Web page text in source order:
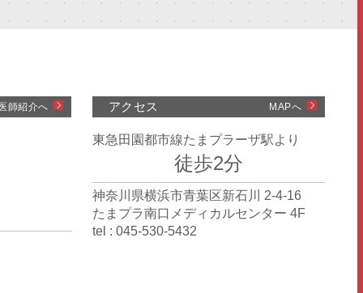
師紹介へ アクセス MAPへ
東急田園都市線たまプラーザ駅より
徒歩2分
神奈川県横浜市青葉区新石川 2-4-16
たまプラ南口メディカルセンター 4F
tel : 045-530-5432